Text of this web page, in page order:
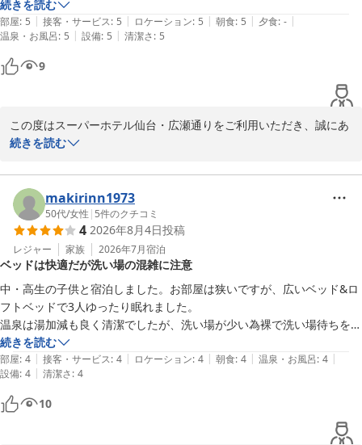
みになります。
クチコミをご投稿いただき感謝申し上げます。今後も女性のお客様
に安心してご滞在いただけるホテルを目指してまいりますので、次
本日は東北ならではの暑さが続きますが、どうぞお身体ご自愛くだ
さいませ。
スーパーホテル仙台・広瀬通り 支配人・スタッフ一同
天然温泉 弦月の湯 スーパーホテル仙台・広瀬通り
2026-08-09
ず、種類豊富なフリードリンク大満足でした。大浴場の混雑状況もお部
屋からチェックできます。利用しなかったけど便利な洗剤無料コインラ
ンドリーもあり。ただ中心部すぎてレンタカーの駐車場に困りました。
ホテル前は交通量、歩行者多いです。
続きを読む
部屋: 5 | 接客・サービス: 5 | ロケーション: 5 | 朝食: 5 | 夕食: - |
温泉・お風呂: 5 | 設備: 5 | 清潔さ: 5
9
この度はスーパーホテル仙台・広瀬通りをご利用いただき、誠にあ
りがとうございます。快適にお過ごしいただけたご様子や、自動チ
などさまざまなサービスにご満足いただけたこと、大変嬉しく拝見
しました。
また、朝食の焼き立てパンやご飯、おかずの豊富さ、フリードリン
クへのお褒めのお言葉もありがとうございます。当館自慢の健康朝
食ビュッフェをお気に召していただけて光栄です。大浴場の混雑状
況確認やコインランドリーにもお目を留めいただき、うれしく思い
ます。
一方で、仙台中心部という立地のため駐車場がなく、ご不便をおか
けし申し訳ございません。今後も周辺の情報提供など、できる限り
ご案内に努めてまいります。
クチコミのご投稿、心より感謝いたします。仙台の夏は日中暑さも
ございますので、どうぞご体調にお気をつけてお過ごしください。
続きを読む
makirinn1973
50代/女性 | 5件のクチコミ
4 2026年8月4日投稿
レジャー 家族 2026年7月宿泊
ベッドは快適だが洗い場の混雑に注意
中・高生の子供と宿泊しました。お部屋は狭いですが、広いベッド&ロ
フトベッドで3人ゆったり眠れました。
温泉は湯加減も良く清潔でしたが、洗い場が少い為裸で洗い場待ちをし
たのはちょっとキツかったですね。服を脱ぐ前に洗い場の空き状況を確
認することをお勧めします。
朝食ビュッフェは適度な品数で満足でしたが、なにより朝食会場の外国
人スタッフさんの元気な挨拶と仕事ぶりが素晴らしかったです。子供達
も感心しておりました。
続きを読む
部屋: 4 | 接客・サービス: 4 | ロケーション: 4 | 朝食: 4 | 温泉・お風呂: 4 |
設備: 4 | 清潔さ: 4
10